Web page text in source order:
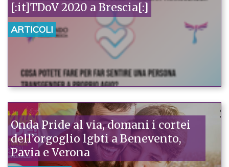
[:it]TDoV 2020 a Brescia[:]
ARTICOLI
Onda Pride al via, domani i cortei
dell’orgoglio lgbti a Benevento,
Pavia e Verona